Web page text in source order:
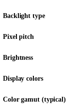
Backlight type
Pixel pitch
Brightness
Display colors
Color gamut (typical)